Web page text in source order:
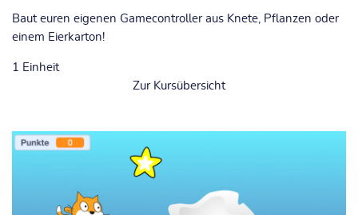
Baut euren eigenen Gamecontroller aus Knete, Pflanzen oder
einem Eierkarton!
1 Einheit
Zur Kursübersicht